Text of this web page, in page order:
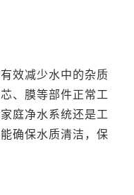
效减少水中的杂质
、膜等部件正常工
庭净水系统还是工
确保水质清洁，保